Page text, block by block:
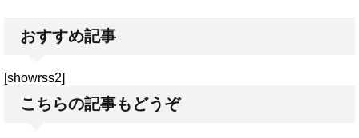
おすすめ記事
[showrss2]
こちらの記事もどうぞ